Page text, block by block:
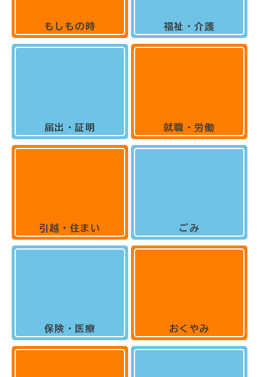
もしもの時
届出・証明
引越・住まい
保険・医療
福祉・介護
就職・労働
ごみ
おくやみ